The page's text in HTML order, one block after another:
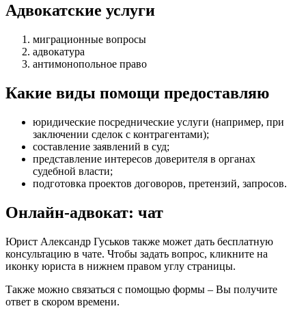
Адвокатские услуги
миграционные вопросы
адвокатура
антимонопольное право
Какие виды помощи предоставляю
юридические посреднические услуги (например, при
заключении сделок с контрагентами);
составление заявлений в суд;
представление интересов доверителя в органах
судебной власти;
подготовка проектов договоров, претензий, запросов.
Онлайн-адвокат: чат
Юрист Александр Гуськов также может дать бесплатную
консультацию в чате. Чтобы задать вопрос, кликните на
иконку юриста в нижнем правом углу страницы.
Также можно связаться с помощью формы – Вы получите
ответ в скором времени.